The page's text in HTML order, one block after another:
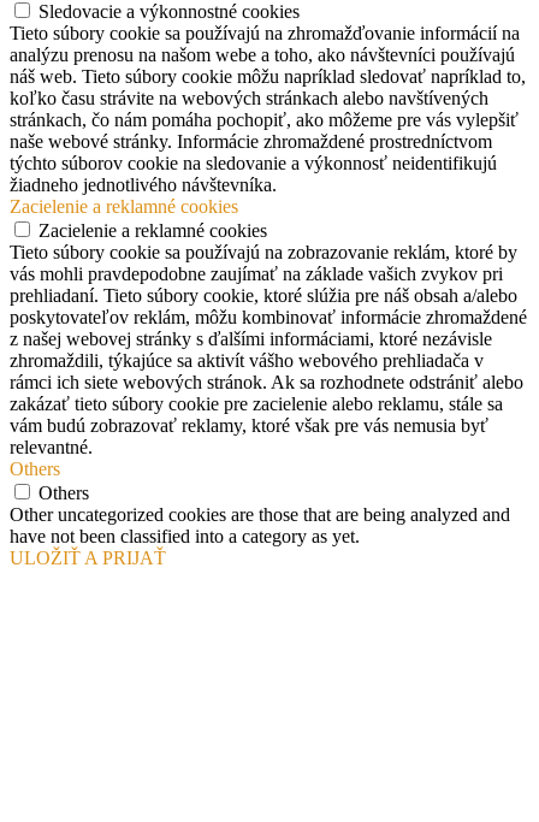
Sledovacie a výkonnostné cookies
Tieto súbory cookie sa používajú na zhromažďovanie informácií na
analýzu prenosu na našom webe a toho, ako návštevníci používajú
náš web. Tieto súbory cookie môžu napríklad sledovať napríklad to,
koľko času strávite na webových stránkach alebo navštívených
stránkach, čo nám pomáha pochopiť, ako môžeme pre vás vylepšiť
naše webové stránky. Informácie zhromaždené prostredníctvom
týchto súborov cookie na sledovanie a výkonnosť neidentifikujú
žiadneho jednotlivého návštevníka.
Zacielenie a reklamné cookies
Zacielenie a reklamné cookies
Tieto súbory cookie sa používajú na zobrazovanie reklám, ktoré by
vás mohli pravdepodobne zaujímať na základe vašich zvykov pri
prehliadaní. Tieto súbory cookie, ktoré slúžia pre náš obsah a/alebo
poskytovateľov reklám, môžu kombinovať informácie zhromaždené
z našej webovej stránky s ďalšími informáciami, ktoré nezávisle
zhromaždili, týkajúce sa aktivít vášho webového prehliadača v
rámci ich siete webových stránok. Ak sa rozhodnete odstrániť alebo
zakázať tieto súbory cookie pre zacielenie alebo reklamu, stále sa
vám budú zobrazovať reklamy, ktoré však pre vás nemusia byť
relevantné.
Others
Others
Other uncategorized cookies are those that are being analyzed and
have not been classified into a category as yet.
ULOŽIŤ A PRIJAŤ